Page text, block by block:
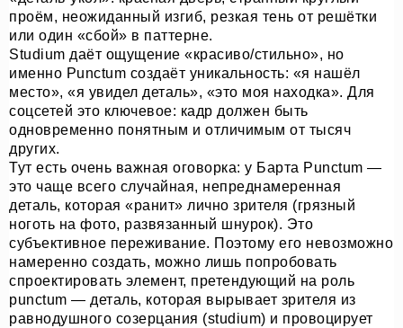
проём, неожиданный изгиб, резкая тень от решётки
или один «сбой» в паттерне.
Studium даёт ощущение «красиво/стильно», но
именно Punctum создаёт уникальность: «я нашёл
место», «я увидел деталь», «это моя находка». Для
соцсетей это ключевое: кадр должен быть
одновременно понятным и отличимым от тысяч
других.
Тут есть очень важная оговорка: у Барта Punctum —
это чаще всего случайная, непреднамеренная
деталь, которая «ранит» лично зрителя (грязный
ноготь на фото, развязанный шнурок). Это
субъективное переживание. Поэтому его невозможно
намеренно создать, можно лишь попробовать
спроектировать элемент, претендующий на роль
punctum — деталь, которая вырывает зрителя из
равнодушного созерцания (studium) и провоцирует